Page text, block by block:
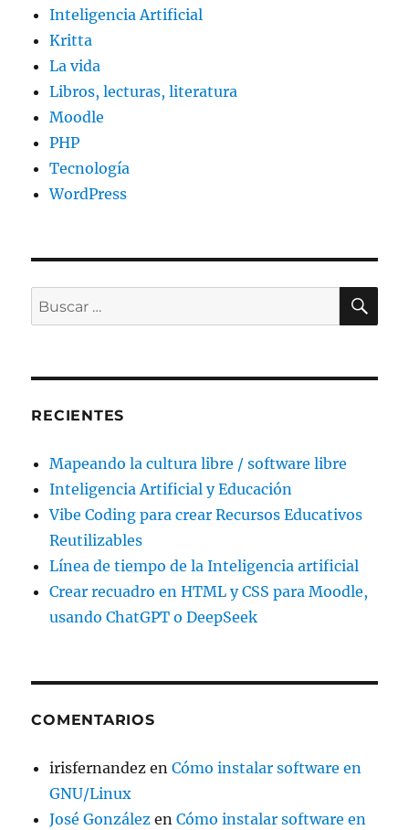
Inteligencia Artificial
Kritta
La vida
Libros, lecturas, literatura
Moodle
PHP
Tecnología
WordPress
Buscar
por:
RECIENTES
Mapeando la cultura libre / software libre
Inteligencia Artificial y Educación
Vibe Coding para crear Recursos Educativos
Reutilizables
Línea de tiempo de la Inteligencia artificial
Crear recuadro en HTML y CSS para Moodle,
usando ChatGPT o DeepSeek
COMENTARIOS
irisfernandez enCómo instalar software en
GNU/Linux
José González enCómo instalar software en